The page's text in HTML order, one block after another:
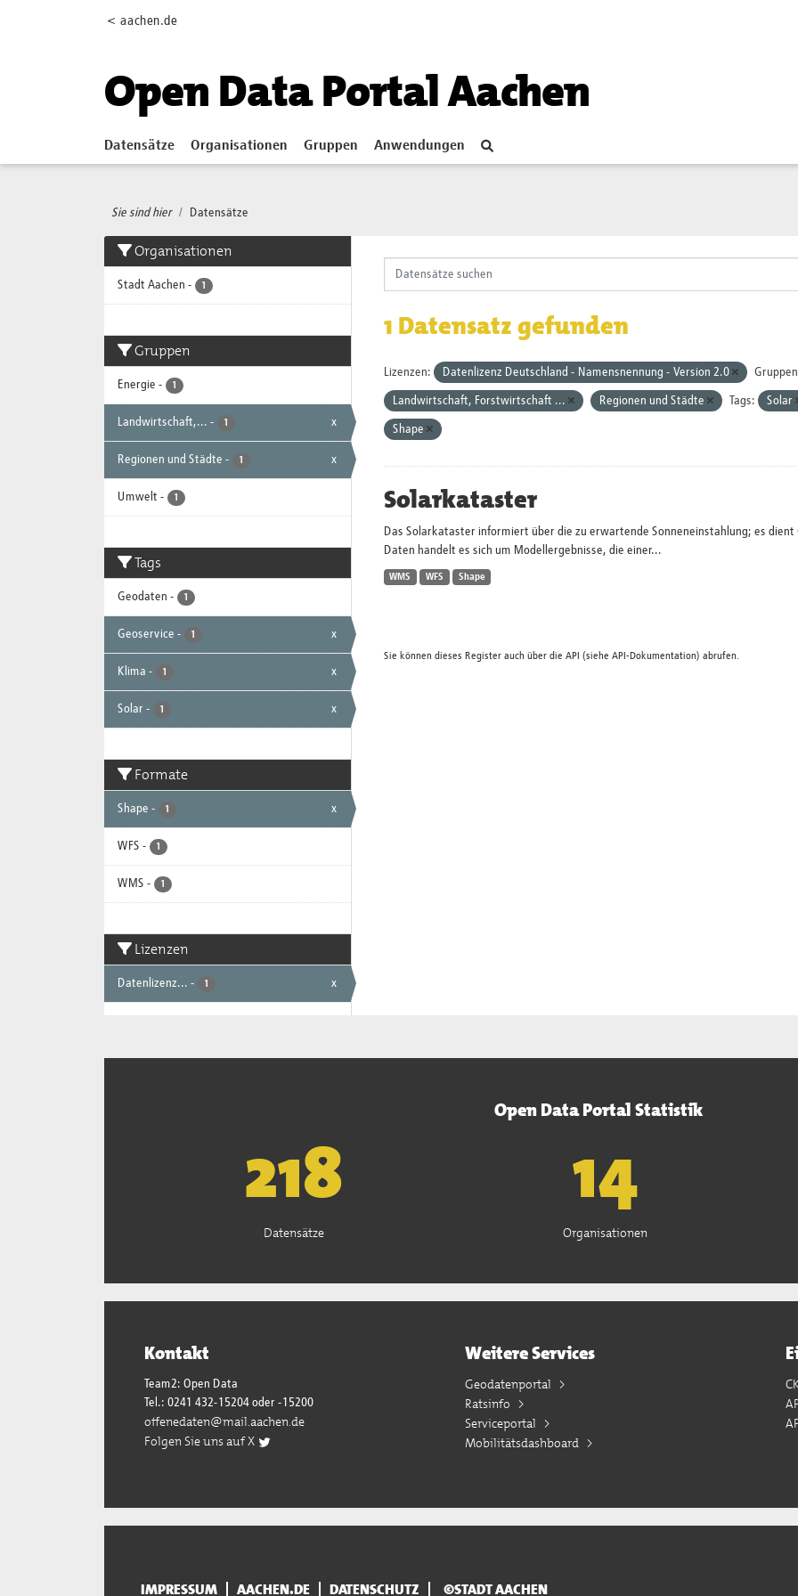
< aachen.de
Open Data Portal Aachen
Datensätze Organisationen Gruppen Anwendungen
Sie sind hier Datensätze
Organisationen
Stadt Aachen - 1
Gruppen
Energie - 1
Landwirtschaft,... - 1 x
Regionen und Städte - 1 x
Umwelt - 1
Tags
Geodaten - 1
Geoservice - 1 x
Klima - 1 x
Solar - 1 x
Formate
Shape - 1 x
WFS - 1
WMS - 1
Lizenzen
Datenlizenz... - 1 x
1 Datensatz gefunden
Lizenzen: Datenlizenz Deutschland - Namensnennung - Version 2.0
Landwirtschaft, Forstwirtschaft ... Regionen und Städte Tags: Solar
Shape
Solarkataster
Das Solarkataster informiert über die zu erwartende Sonneneinstahlung; es
Daten handelt es sich um Modellergebnisse, die einer...
WMS WFS Shape
Sie können dieses Register auch über die API (siehe API-Dokumentation) abrufen.
Open Data Portal Statistik
221
Datensätze
15
Organisationen
Kontakt
Team2: Open Data
Tel.: 0241 432-15204 oder -15200
offenedaten@mail.aachen.de
Folgen Sie uns auf X
Weitere Services
Geodatenportal
Ratsinfo
Serviceportal
Mobilitätsdashboard
IMPRESSUM AACHEN.DE DATENSCHUTZ ©STADT AACHEN